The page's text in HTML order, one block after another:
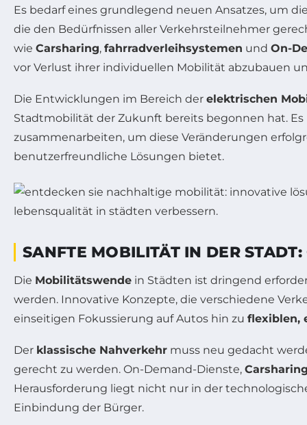
Es bedarf eines grundlegend neuen Ansatzes, um
die den Bedürfnissen aller Verkehrsteilnehmer
wie Carsharing, fahrradverleihsystemen und On-
vor Verlust ihrer individuellen Mobilität abzubauen
Die Entwicklungen im Bereich der elektrischen
Stadtmobilität der Zukunft bereits begonnen hat.
zusammenarbeiten, um diese Veränderungen
benutzerfreundliche Lösungen bietet.
SANFTE MOBILITÄT IN DER
Die Mobilitätswende in Städten ist dringend
werden. Innovative Konzepte, die verschiedene
einseitigen Fokussierung auf Autos hin zu flexiblen,
Der klassische Nahverkehr muss neu gedacht
gerecht zu werden. On-Demand-Dienste,
Herausforderung liegt nicht nur in der
Einbindung der Bürger.